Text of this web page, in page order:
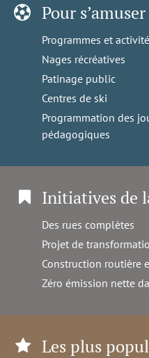
Pour
Programmes et
Nages récréatives
Patinage public
Centres de ski
Programmation des
pédagogiques
Initiatives de
Des rues complètes
Projet de
Construction routière
Zéro émission nette
Les plus